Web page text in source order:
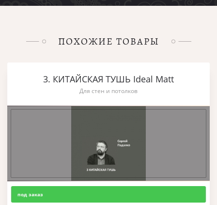
ПОХОЖИЕ ТОВАРЫ
3. КИТАЙСКАЯ ТУШЬ Ideal Matt
Для стен и потолков
под заказ